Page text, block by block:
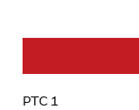
РТС 1